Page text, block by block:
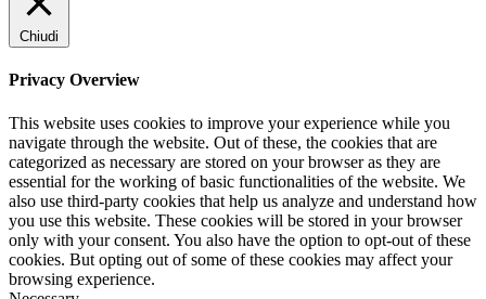
Chiudi
Privacy Overview
This website uses cookies to improve your experience while you
navigate through the website. Out of these, the cookies that are
categorized as necessary are stored on your browser as they are
essential for the working of basic functionalities of the website. We
also use third-party cookies that help us analyze and understand how
you use this website. These cookies will be stored in your browser
only with your consent. You also have the option to opt-out of these
cookies. But opting out of some of these cookies may affect your
browsing experience.